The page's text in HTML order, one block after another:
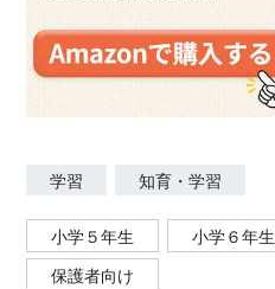
学習 知育・学習
小学５年生 小学６年生
保護者向け